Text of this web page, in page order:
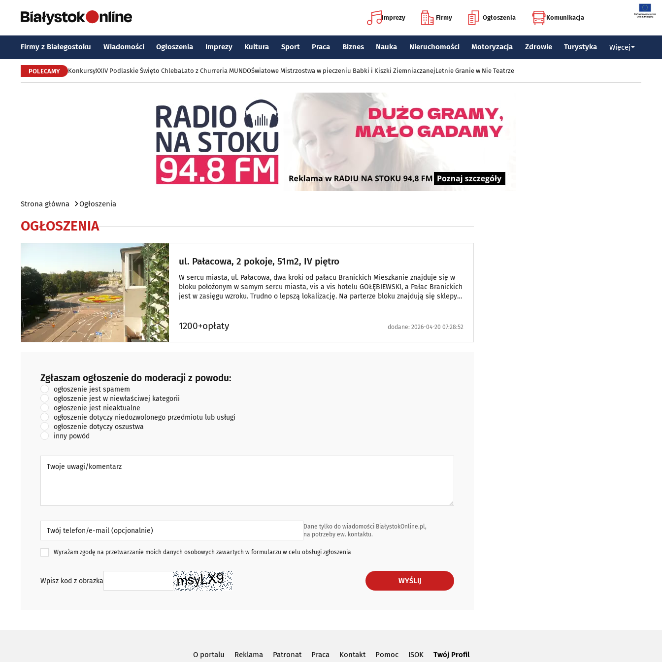
Imprezy Firmy Ogłoszenia Komunikacja
Firmy z Białegostoku Wiadomości Ogłoszenia Imprezy Kultura Sport Praca Biznes Nauka Nieruchomości Motoryzacja Zdrowie Turystyka Więcej
POLECAMY KonkursyXXIV Podlaskie Święto ChlebaLato z Churreria MUNDOŚwiatowe Mistrzostwa w pieczeniu Babki i Kiszki ZiemniaczanejLetnie Granie w Nie Teatrze
Strona główna Ogłoszenia
OGŁOSZENIA
ul. Pałacowa, 2 pokoje, 51m2, IV piętro
W sercu miasta, ul. Pałacowa, dwa kroki od pałacu Branickich Mieszkanie znajduje się w
bloku położonym w samym sercu miasta, vis a vis hotelu GOŁĘBIEWSKI, a Pałac Branickich
jest w zasięgu wzroku. Trudno o lepszą lokalizację. Na parterze bloku znajdują się sklepy i
1200+opłaty dodane: 2026-04-20 07:28:52
Zgłaszam ogłoszenie do moderacji z powodu:
Zgłaszam ogłoszenie do moderacji z powodu:
ogłoszenie jest spamem
ogłoszenie jest w niewłaściwej kategorii
ogłoszenie jest nieaktualne
ogłoszenie dotyczy niedozwolonego przedmiotu lub usługi
ogłoszenie dotyczy oszustwa
inny powód
Dane tylko do wiadomości BiałystokOnline.pl,
na potrzeby ew. kontaktu.
Wyrażam zgodę na przetwarzanie moich danych osobowych zawartych w formularzu w celu obsługi zgłoszenia
Wpisz kod z obrazka WYŚLIJ
O portalu Reklama Patronat Praca Kontakt Pomoc ISOK Twój Profil